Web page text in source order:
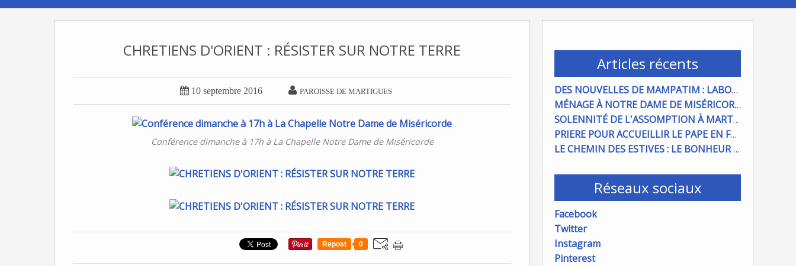
Articles récents
DES NOUVELLES DE MAMPATIM : LABOUR DU CHAMP PAROISSIAL
MÉNAGE À NOTRE DAME DE MISÉRICORDE : ON COMPTE SUR VOUS !
SOLENNITÉ DE L'ASSOMPTION À MARTIGUES ET PORT DE BOUC
PRIERE POUR ACCUEILLIR LE PAPE EN FRANCE
LE CHEMIN DES ESTIVES : LE BONHEUR À PORTÉE DE MAIN
Réseaux sociaux
Facebook
Twitter
Instagram
Pinterest
CHRETIENS D'ORIENT : RÉSISTER SUR NOTRE TERRE
 10 septembre 2016  PAROISSE DE MARTIGUES
Conférence dimanche à 17h à La Chapelle Notre Dame de Miséricorde
Repost 0